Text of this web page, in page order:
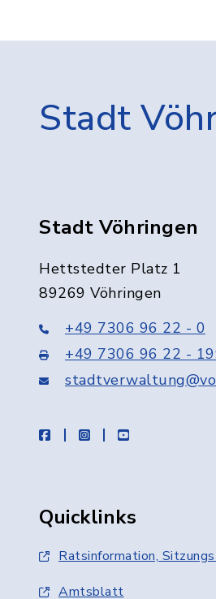
Stadt
Stadt Vöhringen
Hettstedter Platz 1
89269 Vöhringen
+49 7306 96 22 - 0
+49 7306 96 22 -
facebookinstagramyoutube
Quicklinks
Ratsinformation,
Amtsblatt